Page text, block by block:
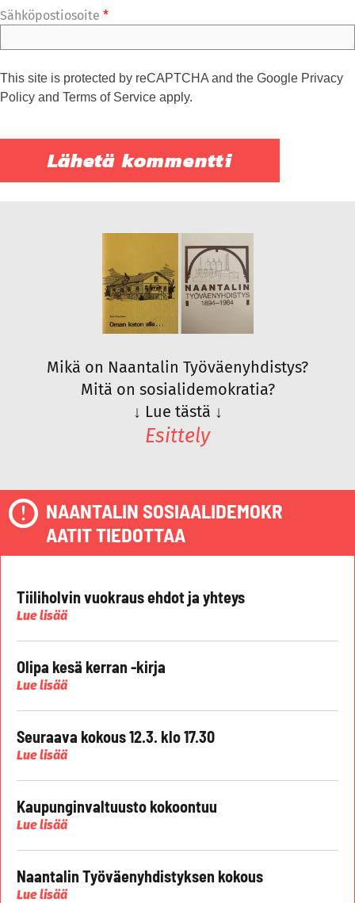
Sähköpostiosoite *
This site is protected by reCAPTCHA and the Google Privacy
Policy and Terms of Service apply.
Mikä on Naantalin Työväenyhdistys?
Mitä on sosialidemokratia?
↓ Lue tästä ↓
Esittely
NAANTALIN SOSIAALIDEMOKR
AATIT TIEDOTTAA
Tiiliholvin vuokraus ehdot ja yhteys
Lue lisää
Olipa kesä kerran -kirja
Lue lisää
Seuraava kokous 12.3. klo 17.30
Lue lisää
Kaupunginvaltuusto kokoontuu
Lue lisää
Naantalin Työväenyhdistyksen kokous
Lue lisää